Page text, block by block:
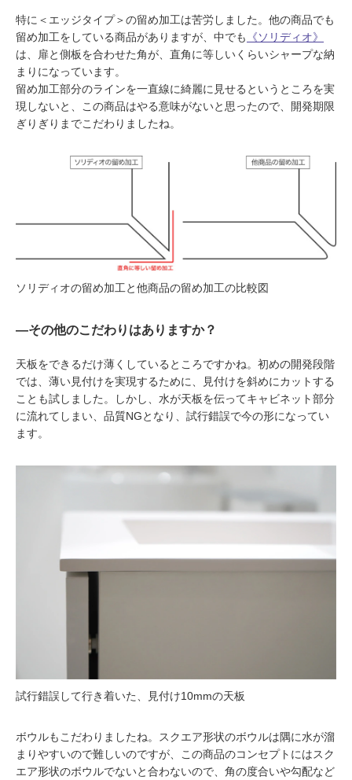
特に＜エッジタイプ＞の留め加工は苦労しました。他の商品でも
留め加工をしている商品がありますが、中でも
《ソリディオ》
は、扉と側板を合わせた角が、直角に等しいくらいシャープな納
まりになっています。
留め加工部分のラインを一直線に綺麗に見せるというところを実
現しないと、この商品はやる意味がないと思ったので、開発期限
ぎりぎりまでこだわりましたね。
ソリディオの留め加工と他商品の留め加工の比較図
―その他のこだわりはありますか？
天板をできるだけ薄くしているところですかね。初めの開発段階
では、薄い見付けを実現するために、見付けを斜めにカットする
ことも試しました。しかし、水が天板を伝ってキャビネット部分
に流れてしまい、品質NGとなり、試行錯誤で今の形になってい
ます。
試行錯誤して行き着いた、見付け10mmの天板
ボウルもこだわりましたね。スクエア形状のボウルは隅に水が溜
まりやすいので難しいのですが、この商品のコンセプトにはスク
エア形状のボウルでないと合わないので、角の度合いや勾配など